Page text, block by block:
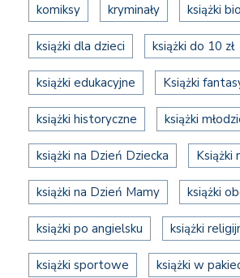
komiksy kryminały książki
książki dla dzieci książki do 10 zł
książki edukacyjne Książki
książki historyczne książki
książki na Dzień Dziecka Książki
książki na Dzień Mamy książki
książki po angielsku książki
książki sportowe książki w